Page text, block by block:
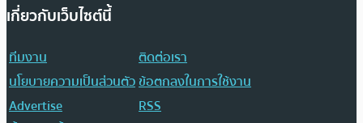
เกี่ยวกับเว็บไซต์นี้
ทีมงาน
ติดต่อเรา
นโยบายความเป็นส่วนตัวข้อตกลงในการใช้งาน
Advertise
RSS